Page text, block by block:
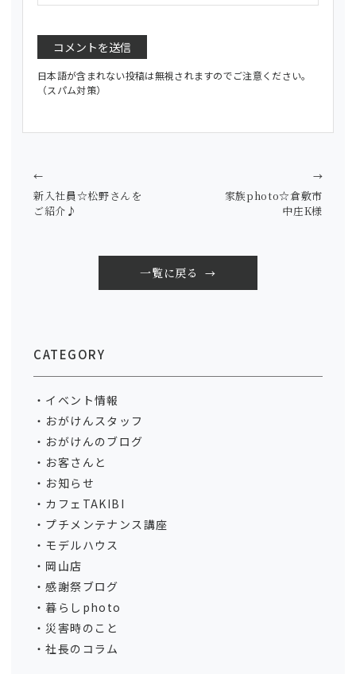
日本語が含まれない投稿は無視されますのでご注意ください。
（スパム対策）
新入社員☆松野さんを
ご紹介♪
←
一覧に戻る
家族photo☆倉敷市
中庄K様
→
CATEGORY
イベント情報
おがけんスタッフ
おがけんのブログ
お客さんと
お知らせ
カフェTAKIBI
プチメンテナンス講座
モデルハウス
岡山店
感謝祭ブログ
暮らしphoto
災害時のこと
社長のコラム